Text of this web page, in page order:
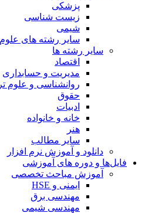
پزشکی
زیست شناسی
شیمی
سایر رشته های علوم پایه
سایر رشته ها
اقتصاد
مدیریت و حسابداری
روانشناسی و علوم تربیتی
حقوق
ادبیات
خانه و خانواده
هنر
سایر مطالب
دانلود و آموزش نرم افزار
فایل‌ها و دوره های آموزشی
آموزش مباحث تخصصی
ایمنی و HSE
مهندسی برق
مهندسی شیمی